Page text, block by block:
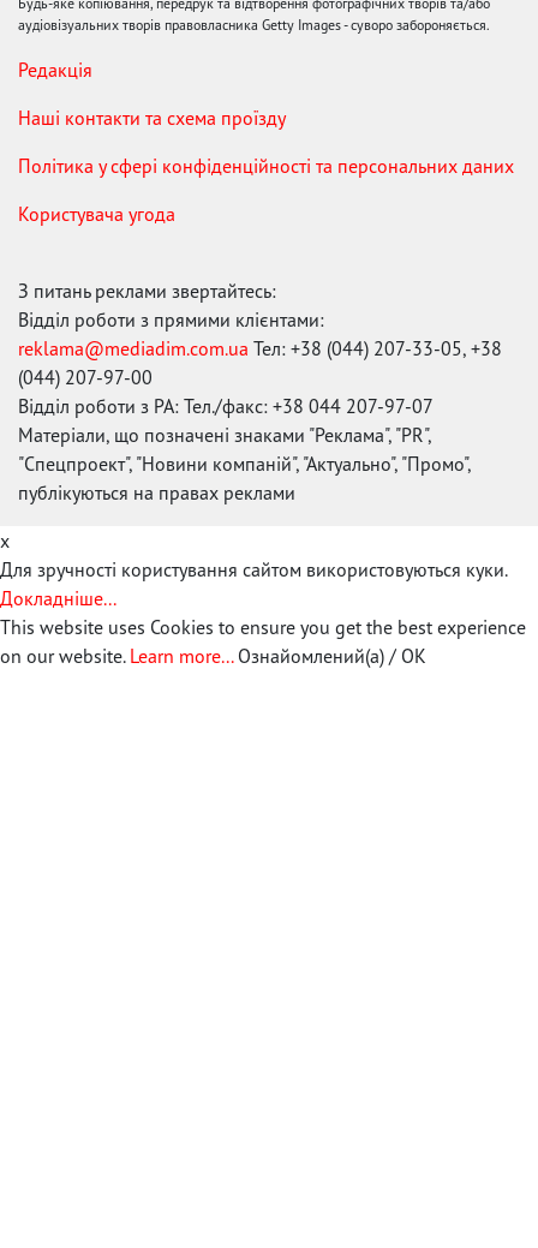
аудіовізуальних творів правовласника Getty Images - суворо забороняється.
Редакція
Наші контакти та схема проїзду
Політика у сфері конфіденційності та персональних даних
Користувача угода
З питань реклами звертайтесь:
Відділ роботи з прямими клієнтами:
reklama@mediadim.com.ua Тел: +38 (044) 207-33-05, +38
(044) 207-97-00
Відділ роботи з РА: Тел./факс: +38 044 207-97-07
Матеріали, що позначені знаками "Реклама", "PR",
"Спецпроект", "Новини компаній", "Актуально", "Промо",
публікуються на правах реклами
x
Для зручності користування сайтом використовуються куки.
Докладніше...
This website uses Cookies to ensure you get the best experience
on our website. Learn more... Ознайомлений(а) / OK